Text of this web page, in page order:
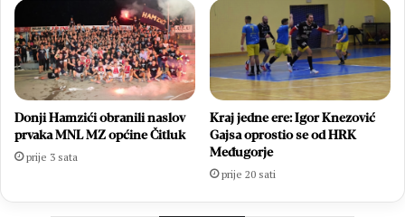
Donji Hamzići obranili naslov
prvaka MNL MZ općine Čitluk
prije 3 sata
Kraj jedne ere: Igor Knezović
Gajsa oprostio se od HRK
Međugorje
prije 20 sati